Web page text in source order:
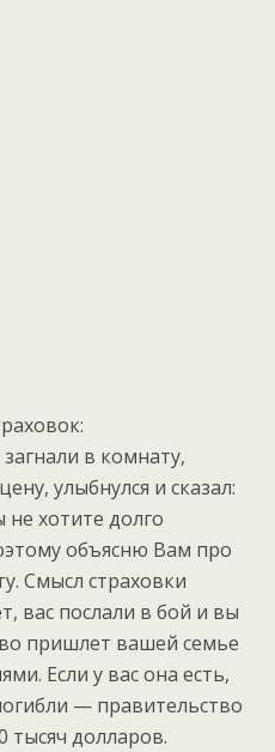
в комнату,
улыбнулся и сказал:
хотите долго
объясню Вам про
Смысл страховки
вас послали в бой и вы
пришлет вашей семье
Если у вас она есть,
— правительство
долларов.